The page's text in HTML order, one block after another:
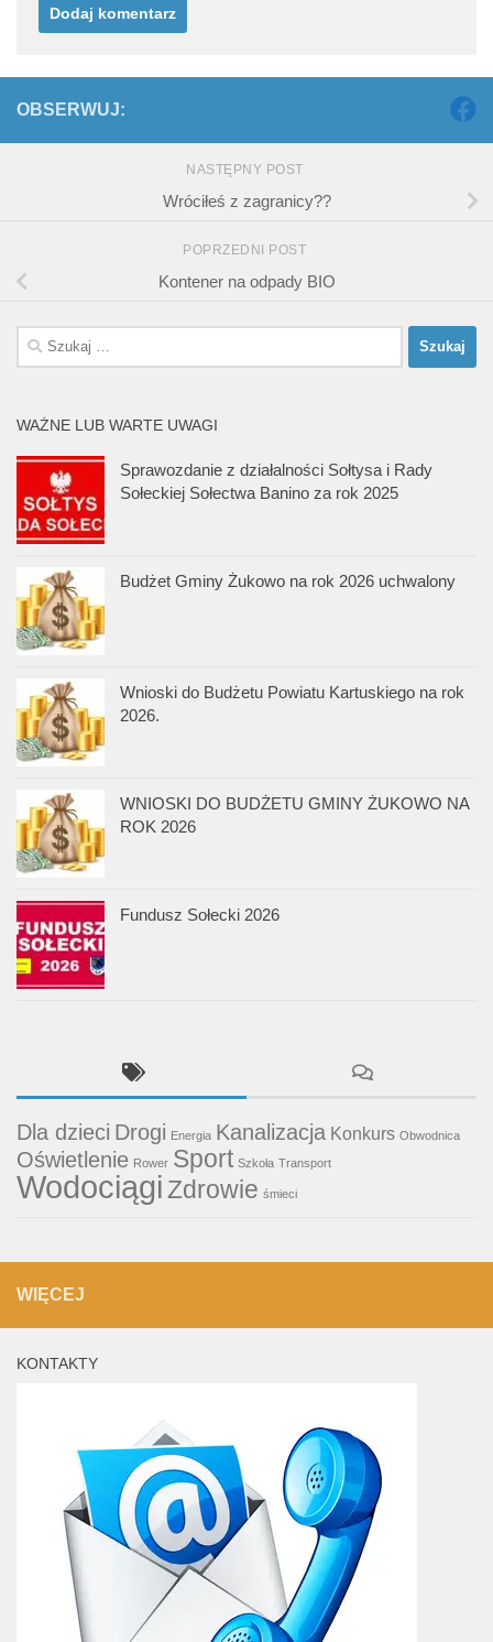
OBSERWUJ:
NASTĘPNY POST
Wróciłeś z zagranicy??
POPRZEDNI POST
Kontener na odpady BIO
Szukaj:
WAŻNE LUB WARTE UWAGI
Sprawozdanie z działalności Sołtysa i Rady
Sołeckiej Sołectwa Banino za rok 2025
Budżet Gminy Żukowo na rok 2026 uchwalony
Wnioski do Budżetu Powiatu Kartuskiego na rok
2026.
WNIOSKI DO BUDŻETU GMINY ŻUKOWO NA
ROK 2026
Fundusz Sołecki 2026
Dla dzieci Drogi Energia Kanalizacja Konkurs Obwodnica
Oświetlenie Rower Sport Szkoła Transport
WodociągiZdrowie śmieci
WIĘCEJ
KONTAKTY